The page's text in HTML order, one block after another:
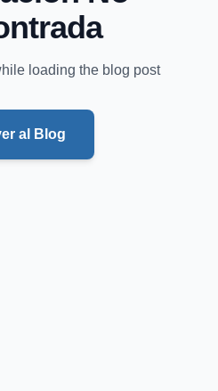
loading the blog post
al Blog